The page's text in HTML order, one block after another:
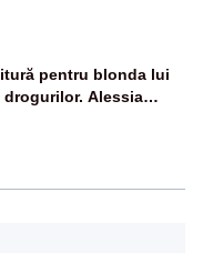
pentru blonda lui
Alessia
magistraților